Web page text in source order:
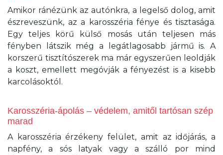
Amikor ránézünk az autónkra, a legelső dolog, amit
észreveszünk, az a karosszéria fénye és tisztasága.
Egy teljes körű külső mosás után teljesen más
fényben látszik még a legátlagosabb jármű is. A
korszerű tisztítószerek ma már egyszerűen leoldják
a koszt, emellett megóvják a fényezést is a kisebb
karcolásoktól.
Karosszéria-ápolás – védelem, amitől tartósan szép
marad
A karosszéria érzékeny felület, amit az időjárás, a
napfény, a sós latyak vagy a szálló por mind